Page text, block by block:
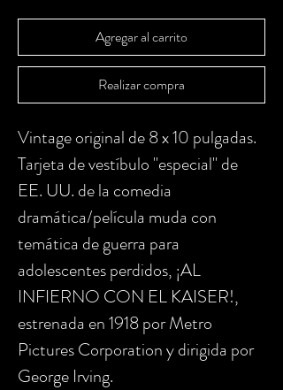
Agregar al carrito
Realizar compra
Vintage original de 8 x 10 pulgadas.
Tarjeta de vestíbulo "especial" de
EE. UU. de la comedia
dramática/película muda con
temática de guerra para
adolescentes perdidos, ¡AL
INFIERNO CON EL KAISER!,
estrenada en 1918 por Metro
Pictures Corporation y dirigida por
George Irving.